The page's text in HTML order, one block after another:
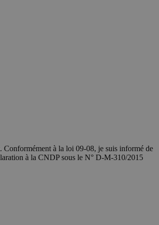
Conformément à la loi 09-08, je suis informé de
à la CNDP sous le N° D-M-310/2015